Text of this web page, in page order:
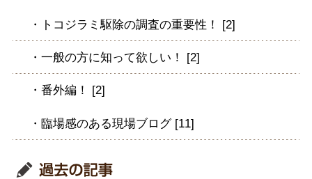
トコジラミ駆除の調査の重要性！ [2]
一般の方に知って欲しい！ [2]
番外編！ [2]
臨場感のある現場ブログ [11]